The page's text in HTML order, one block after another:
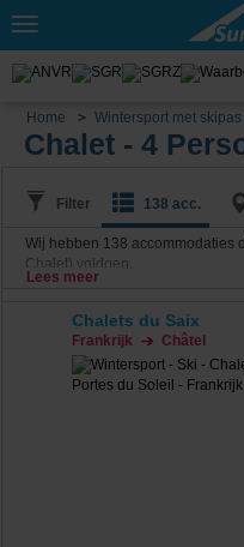
Toggle
Home Wintersport met skipas
Chalet - 4
Filter 138 acc.
Wij hebben 138 accommodaties
Chalet) voldoen.
Lees meer
Chalets du Saix
Frankrijk Châtel